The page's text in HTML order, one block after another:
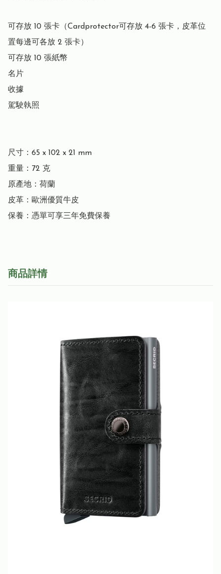
可存放 10 張卡（Cardprotector可存放 4-6 張卡，皮革位
置每邊可各放 2 張卡）
可存放 10 張紙幣
名片
收據
駕駛執照
尺寸：65 x 102 x 21 mm
重量：72 克
原產地：荷蘭
皮革：歐洲優質牛皮
保養：憑單可享三年免費保養
商品詳情